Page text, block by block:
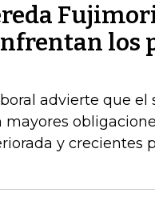
los
advierte que el
mayores
y crecientes